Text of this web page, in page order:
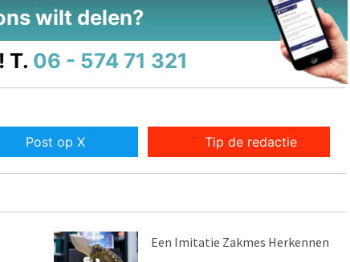
wilt delen?
T. 06 - 574 71 321
Post op X Tip de redactie
Een Imitatie Zakmes Herkennen